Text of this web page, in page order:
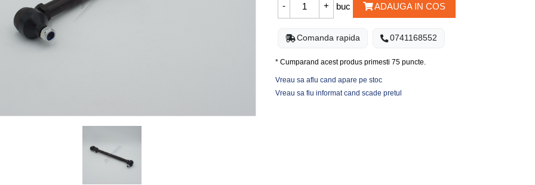
buc ADAUGA IN COS
Comanda rapida 0741168552
* Cumparand acest produs primesti75 puncte.
Vreau sa aflu cand apare pe stoc
Vreau sa fiu informat cand scade pretul